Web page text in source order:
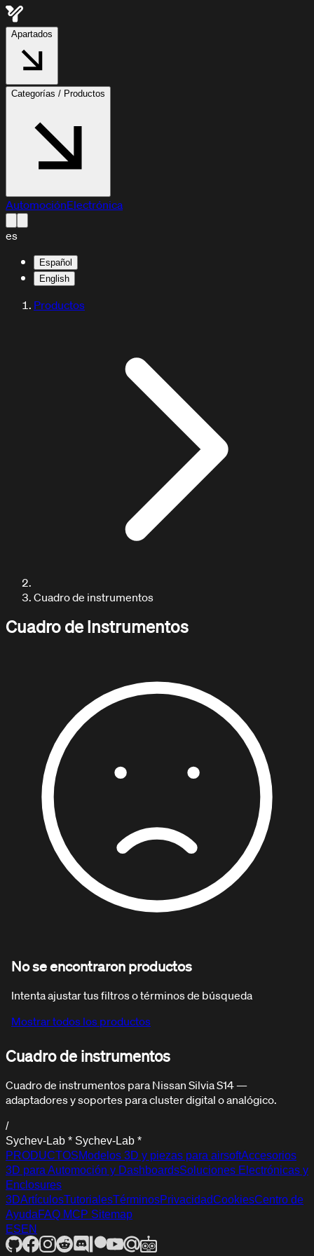
Apartados
Categorías / Productos
AutomociónElectrónica
es
Español
English
Explora nuestros artículos
DOCUMENTACIÓN / TUTORIALES
Aprende con nuestros tutoriales
FAQ
Productos
Cuadro de instrumentos
Cuadro de instrumentos
No se encontraron productos
Intenta ajustar tus filtros o términos de búsqueda
Mostrar todos los productos
Cuadro de instrumentos
Cuadro de instrumentos para Nissan Silvia S14 —
adaptadores y soportes para cluster digital o analógico.
/
Sychev-Lab * Sychev-Lab *
PRODUCTOSModelos 3D y piezas para airsoftAccesorios
3D para Automoción y DashboardsSoluciones Electrónicas y
Enclosures
3DArtículosTutorialesTérminosPrivacidadCookiesCentro de
AyudaFAQ MCP Sitemap
ESEN